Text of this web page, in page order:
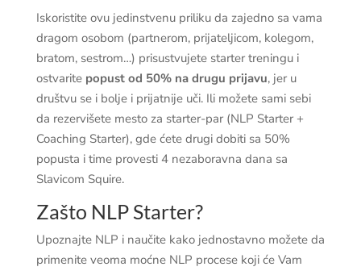
Iskoristite ovu jedinstvenu priliku da zajedno sa vama
dragom osobom (partnerom, prijateljicom, kolegom,
bratom, sestrom…) prisustvujete starter treningu i
ostvarite popust od 50% na drugu prijavu, jer u
društvu se i bolje i prijatnije uči. Ili možete sami sebi
da rezervišete mesto za starter-par (NLP Starter +
Coaching Starter), gde ćete drugi dobiti sa 50%
popusta i time provesti 4 nezaboravna dana sa
Slavicom Squire.
Zašto NLP Starter?
Upoznajte NLP i naučite kako jednostavno možete da
primenite veoma moćne NLP procese koji će Vam